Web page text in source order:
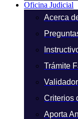
Oficina Judicial
Acerca
Trámite
Criterios
Aporta